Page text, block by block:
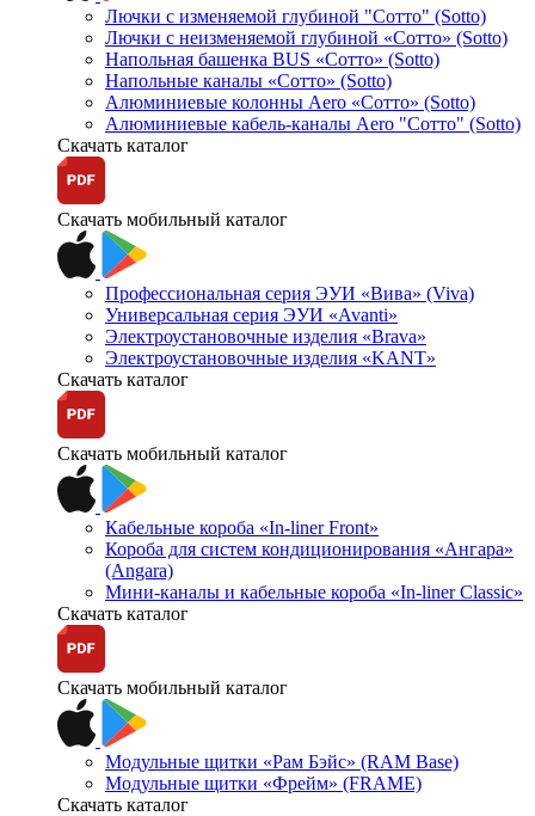
Лючки с изменяемой глубиной "Сотто" (Sotto)
Лючки с неизменяемой глубиной «Сотто» (Sotto)
Напольная башенка BUS «Сотто» (Sotto)
Напольные каналы «Сотто» (Sotto)
Алюминиевые колонны Aero «Сотто» (Sotto)
Алюминиевые кабель-каналы Aero "Сотто" (Sotto)
Скачать каталог
Скачать мобильный каталог
Профессиональная серия ЭУИ «Вива» (Viva)
Универсальная серия ЭУИ «Avanti»
Электроустановочные изделия «Brava»
Электроустановочные изделия «KANT»
Скачать каталог
Скачать мобильный каталог
Кабельные короба «In-liner Front»
Короба для систем кондиционирования «Ангара»
(Angara)
Мини-каналы и кабельные короба «In-liner Classic»
Скачать каталог
Скачать мобильный каталог
Модульные щитки «Рам Бэйс» (RAM Base)
Модульные щитки «Фрейм» (FRAME)
Скачать каталог